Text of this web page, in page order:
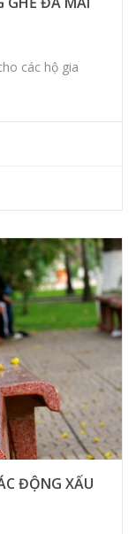
các hộ gia
ĐỘNG XẤU